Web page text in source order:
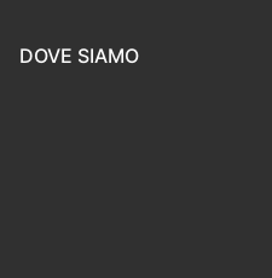
DOVE SIAMO